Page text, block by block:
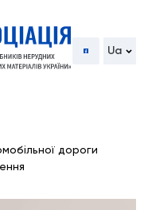
Ua
дороги